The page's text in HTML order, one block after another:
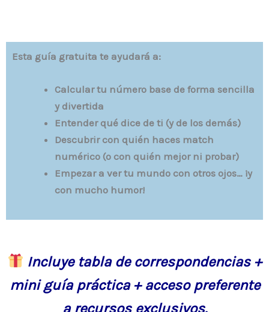
Esta guía gratuita te ayudará a:
Calcular tu número base de forma sencilla
y divertida
Entender qué dice de ti (y de los demás)
Descubrir con quién haces match
numérico (o con quién mejor ni probar)
Empezar a ver tu mundo con otros ojos… ¡y
con mucho humor!
Incluye tabla de correspondencias +
mini guía práctica + acceso preferente
a recursos exclusivos.